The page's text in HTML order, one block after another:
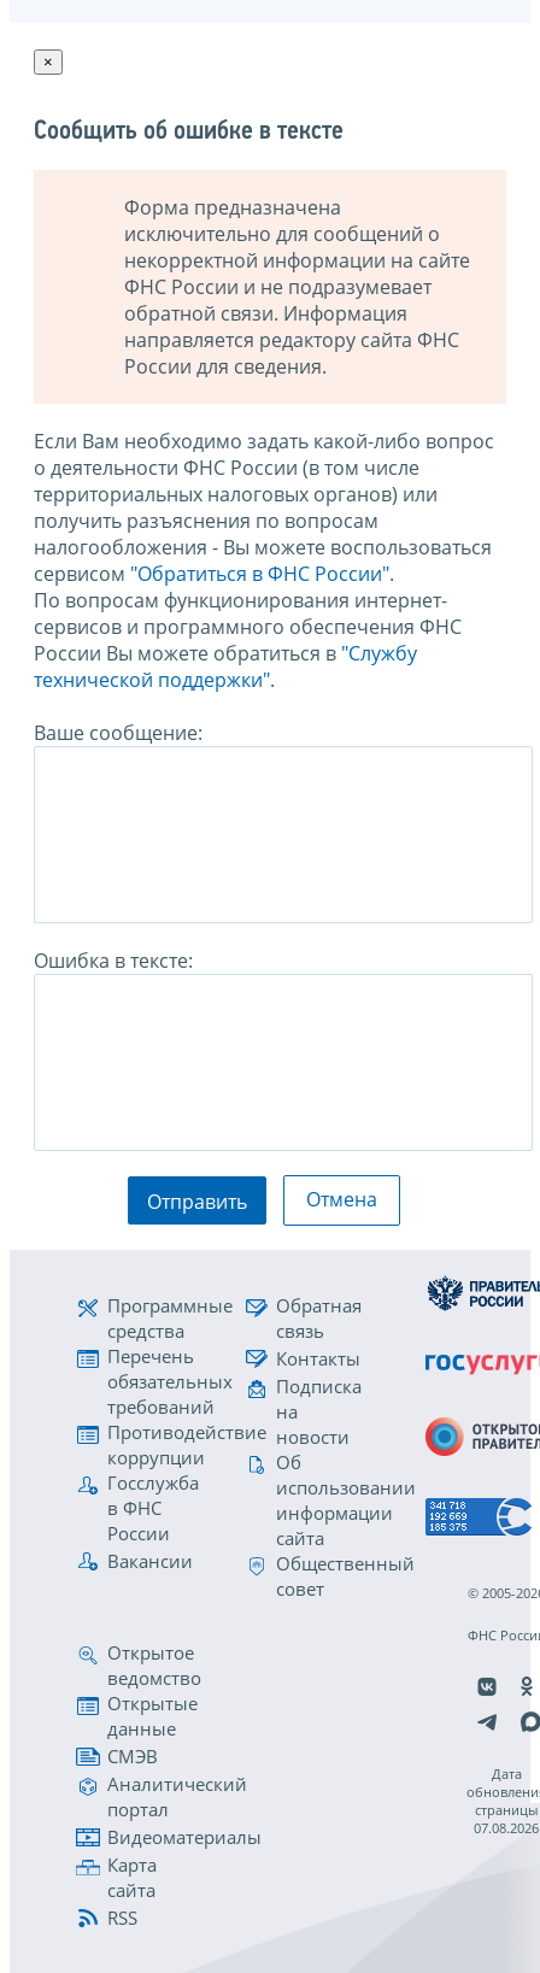
×
Сообщить об ошибке в тексте
Форма предназначена
исключительно для сообщений о
некорректной информации на сайте
ФНС России и не подразумевает
обратной связи. Информация
направляется редактору сайта ФНС
России для сведения.
Если Вам необходимо задать какой-либо вопрос
о деятельности ФНС России (в том числе
территориальных налоговых органов) или
получить разъяснения по вопросам
налогообложения - Вы можете воспользоваться
сервисом "Обратиться в ФНС России".
По вопросам функционирования интернет-
сервисов и программного обеспечения ФНС
России Вы можете обратиться в "Службу
технической поддержки".
Ваше сообщение:
Ошибка в тексте:
Отправить Отмена
Программные
средства
Перечень
обязательных
требований
Противодействие
коррупции
Госслужба
в ФНС
России
Вакансии
Обратная
связь
Контакты
Подписка
на
новости
Об
использовании
информации
сайта
Общественный
совет
Открытое
ведомство
Открытые
данные
СМЭВ
Аналитический
портал
Видеоматериалы
Карта
сайта
RSS
© 2005-
ФНС
Дата
страницы
07.08.2026